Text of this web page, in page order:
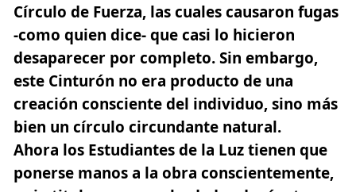
Círculo de Fuerza, las cuales causaron fugas
-como quien dice- que casi lo hicieron
desaparecer por completo. Sin embargo,
este Cinturón no era producto de una
creación consciente del individuo, sino más
bien un círculo circundante natural.
Ahora los Estudiantes de la Luz tienen que
ponerse manos a la obra conscientemente,